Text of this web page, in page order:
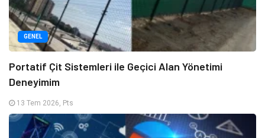
GENEL
Portatif Çit Sistemleri ile Geçici Alan Yönetimi
Deneyimim
13 Tem 2026, Pts